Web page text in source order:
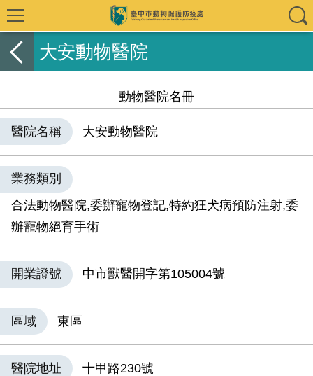
大安動物醫院
動物醫院名冊
醫院名稱 大安動物醫院
業務類別
合法動物醫院,委辦寵物登記,特約狂犬病預防注射,委
辦寵物絕育手術
開業證號 中市獸醫開字第105004號
區域 東區
醫院地址 十甲路230號